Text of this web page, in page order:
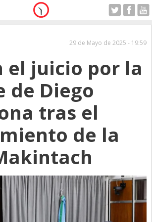
Jueves 06.08.2026
29 de Mayo de 2025 - 19:59
el juicio por la
de Diego
tras el
de la